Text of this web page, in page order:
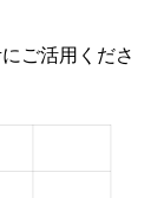
ご活用くださ